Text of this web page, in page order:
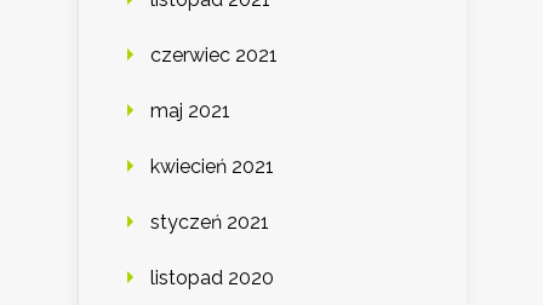
czerwiec 2021
maj 2021
kwiecień 2021
styczeń 2021
listopad 2020